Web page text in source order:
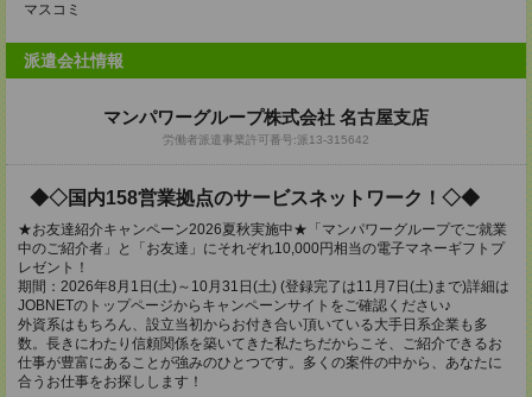
マスコミ
派遣会社情報
マンパワーグループ株式会社 名古屋支店
労働者派遣事業許可番号:派13-315642
◆◇国内158営業拠点のサービスネットワーク！◇◆
★お友達紹介キャンペーン2026夏秋実施中★「マンパワーグループでご就業
中のご紹介者」と「お友達」にそれぞれ10,000円相当の電子マネーギフトプ
レゼント！
期間：2026年8月1日(土)～10月31日(土) (登録完了は11月7日(土)まで)詳細は
JOBNETのトップページからキャンペーンサイトをご確認ください♪
外資系はもちろん、設立当初からお付き合い頂いている大手日系企業も多
数。長きにわたり信頼関係を築いてきた私たちだからこそ、ご紹介できるお
仕事が豊富にあることが強みのひとつです。多くの案件の中から、あなたに
合うお仕事をお探しします！